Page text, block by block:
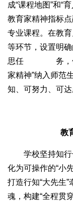
成“课程地图”和“
教育家精神指标
专业课程。在教
等环节，设置明确
思任
务，
家精神”纳入师范
知、可努力、可达
教
学校坚持知
化为可操作的“小
打造行知“大先生”
魂，构建“全程贯